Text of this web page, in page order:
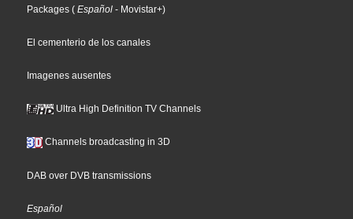
Packages ( Español - Movistar+)
El cementerio de los canales
Imagenes ausentes
Ultra High Definition TV Channels
Channels broadcasting in 3D
DAB over DVB transmissions
Español